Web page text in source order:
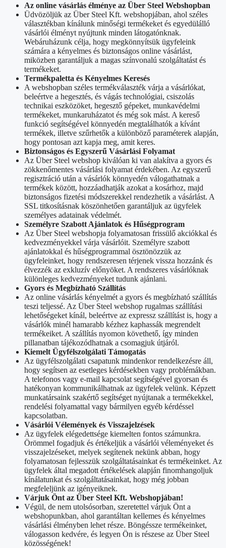
Az online vásárlás élménye az Über Steel Webshopban
Üdvözöljük az Über Steel Kft. webshopjában, ahol széles
választékban kínálunk minőségi termékeket és egyedülálló
vásárlói élményt nyújtunk minden látogatónknak.
Webáruházunk célja, hogy megkönnyítsük ügyfeleink
számára a kényelmes és biztonságos online vásárlást,
miközben garantáljuk a magas színvonalú szolgáltatást és
termékeket.
Termékpaletta és Kényelmes Keresés
A webshopban széles termékválaszték várja a vásárlókat,
beleértve a hegesztés, és vágás technológiai, csiszolás
technikai eszközöket, hegesztő gépeket, munkavédelmi
termékeket, munkaruházatot és még sok mást. A kereső
funkció segítségével könnyedén megtalálhatók a kívánt
termékek, illetve szűrhetők a különböző paraméterek alapján,
hogy pontosan azt kapja meg, amit keres.
Biztonságos és Egyszerű Vásárlási Folyamat
Az Über Steel webshop kiválóan ki van alakítva a gyors és
zökkenőmentes vásárlási folyamat érdekében. Az egyszerű
regisztráció után a vásárlók könnyedén válogathatnak a
termékek között, hozzáadhatják azokat a kosárhoz, majd
biztonságos fizetési módszerekkel rendezhetik a vásárlást. A
SSL titkosításnak köszönhetően garantáljuk az ügyfelek
személyes adatainak védelmét.
Személyre Szabott Ajánlatok és Hűségprogram
Az Über Steel webshopja folyamatosan frissülő akciókkal és
kedvezményekkel várja vásárlóit. Személyre szabott
ajánlatokkal és hűségprogrammal ösztönözzük az
ügyfeleinket, hogy rendszeresen térjenek vissza hozzánk és
élvezzék az exkluzív előnyöket. A rendszeres vásárlóknak
különleges kedvezményeket tudunk ajánlani.
Gyors és Megbízható Szállítás
Az online vásárlás kényelmét a gyors és megbízható szállítás
teszi teljessé. Az Über Steel webshop rugalmas szállítási
lehetőségeket kínál, beleértve az expressz szállítást is, hogy a
vásárlók minél hamarabb kézhez kaphassák megrendelt
termékeiket. A szállítás nyomon követhető, így minden
pillanatban tájékozódhatnak a csomagjuk útjáról.
Kiemelt Ügyfélszolgálati Támogatás
Az ügyfélszolgálati csapatunk mindenkor rendelkezésre áll,
hogy segítsen az esetleges kérdésekben vagy problémákban.
A telefonos vagy e-mail kapcsolat segítségével gyorsan és
hatékonyan kommunikálhatnak az ügyfelek velünk. Képzett
munkatársaink szakértő segítséget nyújtanak a termékekkel,
rendelési folyamattal vagy bármilyen egyéb kérdéssel
kapcsolatban.
Vásárlói Vélemények és Visszajelzések
Az ügyfelek elégedettsége kiemelten fontos számunkra.
Örömmel fogadjuk és értékeljük a vásárlói véleményeket és
visszajelzéseket, melyek segítenek nekünk abban, hogy
folyamatosan fejlesszük szolgáltatásainkat és termékeinket. Az
ügyfelek által megadott értékelések alapján finomhangoljuk
kínálatunkat és szolgáltatásainkat, hogy még jobban
megfeleljünk az igényeiknek.
Várjuk Önt az Über Steel Kft. Webshopjában!
Végül, de nem utolsósorban, szeretettel várjuk Önt a
webshopunkban, ahol garantáltan kellemes és kényelmes
vásárlási élményben lehet része. Böngéssze termékeinket,
válogasson kedvére, és legyen Ön is részese az Über Steel
közösségének!